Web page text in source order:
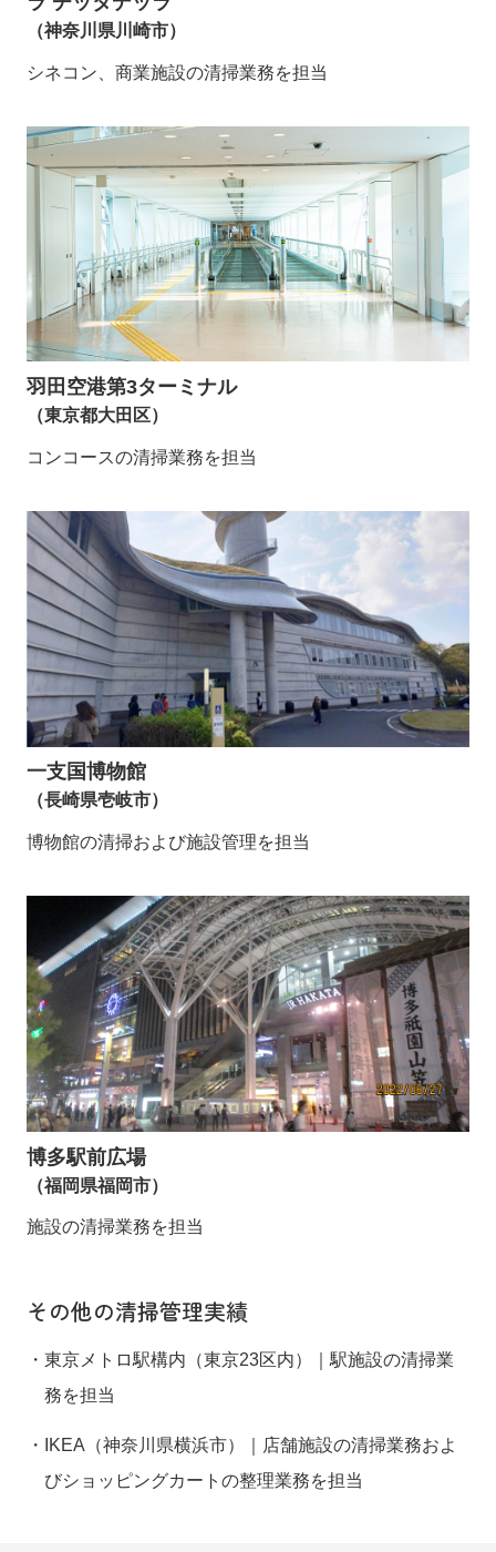
（神奈川県川崎市）
シネコン、商業施設の清掃業務を担当
羽田空港第3ターミナル
（東京都大田区）
コンコースの清掃業務を担当
一支国博物館
（長崎県壱岐市）
博物館の清掃および施設管理を担当
博多駅前広場
（福岡県福岡市）
施設の清掃業務を担当
その他の清掃管理実績
東京メトロ駅構内（東京23区内）｜駅施設の清掃業
務を担当
IKEA（神奈川県横浜市）｜店舗施設の清掃業務およ
びショッピングカートの整理業務を担当